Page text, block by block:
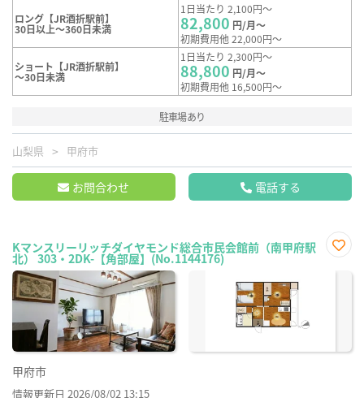
ロング【JR酒折駅前】
30日以上～360日未満
1日当たり 2,100円～
82,800 円/月～
初期費用他 22,000円～
ショート【JR酒折駅前】
～30日未満
1日当たり 2,300円～
88,800 円/月～
初期費用他 16,500円～
駐車場あり
山梨県 甲府市
お問合わせ 電話する
Kマンスリーリッチダイヤモンド総合市民会館前（南甲府駅
北） 303・2DK-【角部屋】(No.1144176)
に入
甲府市
情報更新日 2026/08/02 13:15